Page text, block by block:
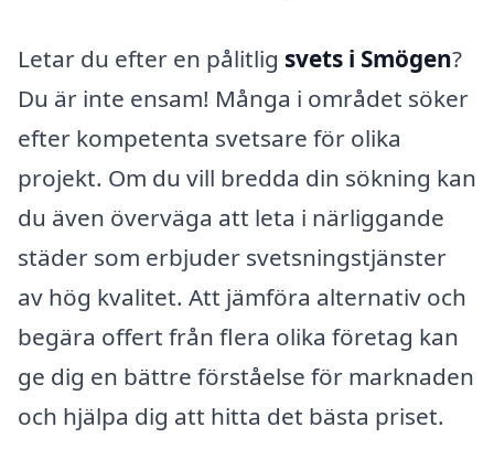
Letar du efter en pålitlig svets i Smögen?
Du är inte ensam! Många i området söker
efter kompetenta svetsare för olika
projekt. Om du vill bredda din sökning kan
du även överväga att leta i närliggande
städer som erbjuder svetsningstjänster
av hög kvalitet. Att jämföra alternativ och
begära offert från flera olika företag kan
ge dig en bättre förståelse för marknaden
och hjälpa dig att hitta det bästa priset.